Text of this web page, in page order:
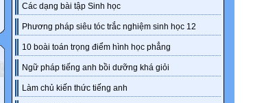
Các dạng bài tập Sinh học
Phương pháp siêu tóc trắc nghiệm sinh học 12
10 boài toán trọng điểm hình học phẳng
Ngữ pháp tiếng anh bồi dưỡng khá giỏi
Làm chủ kiến thức tiếng anh